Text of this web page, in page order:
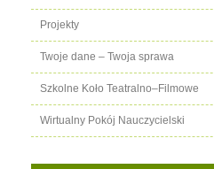
Projekty
Twoje dane – Twoja sprawa
Szkolne Koło Teatralno–Filmowe
Wirtualny Pokój Nauczycielski